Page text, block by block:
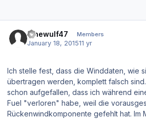
lonewulf47 Members
January 18, 201511 yr
Ich stelle fest, dass die Winddaten, wie
übertragen werden, komplett falsch
schon aufgefallen, dass ich während
Fuel "verloren" habe, weil die
Rückenwindkomponente gefehlt hat. Im